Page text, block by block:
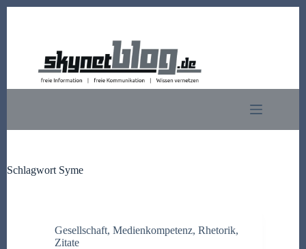
Schlagwort Syme
Gesellschaft, Medienkompetenz, Rhetorik,
Zitate